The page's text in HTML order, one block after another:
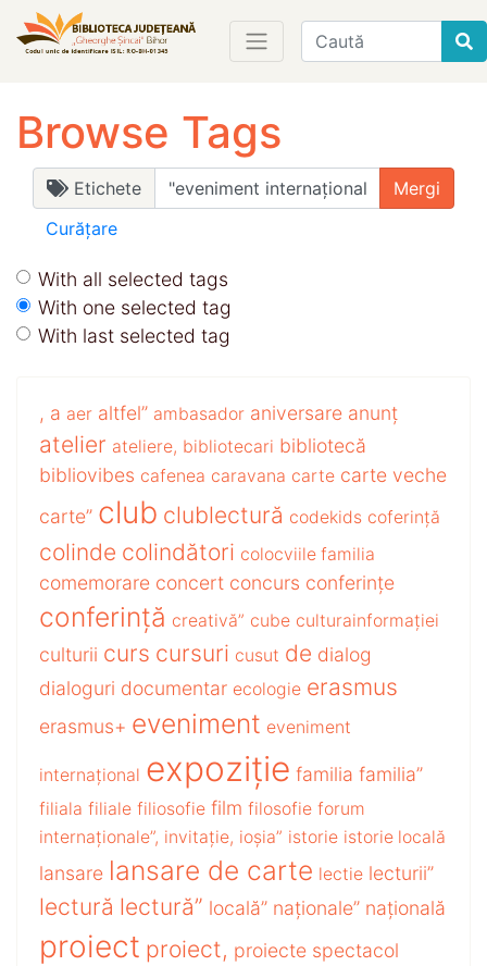
Find
Browse Tags
Etichete
Curățare
With all selected tags
With one selected tag
With last selected tag
, a aer altfel” ambasador aniversare anunț
atelier ateliere, bibliotecari bibliotecă
bibliovibes cafenea caravana carte carte veche
carte” club clublectură codekids coferință
colinde colindători colocviile familia
comemorare concert concurs conferințe
conferință creativă” cube culturainformației
culturii curs cursuri cusut de dialog
dialoguri documentar ecologie erasmus
erasmus+ eveniment eveniment
internațional expoziție familia familia”
filiala filiale filiosofie film filosofie forum
internaționale”, invitație, ioșia” istorie istorie locală
lansare lansare de carte lectie lecturii”
lectură lectură” locală” naționale” națională
proiect proiect, proiecte spectacol